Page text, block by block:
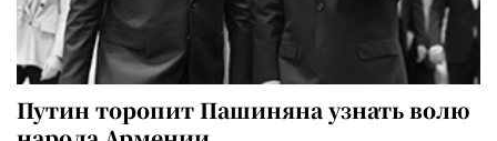
Путин торопит Пашиняна узнать волю